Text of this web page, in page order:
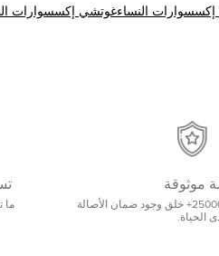
النساءغوتشي إكسسوارات
موثوقة
صفيحة موثوقة وآمنة مع 25000+ خلق وجود ضمان الأصالة
الحياة.
ما